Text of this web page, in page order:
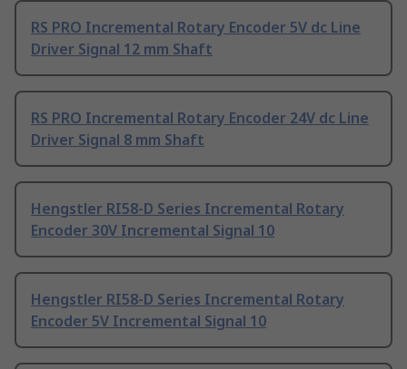
RS PRO Incremental Rotary Encoder 5V dc Line
Driver Signal 12 mm Shaft
RS PRO Incremental Rotary Encoder 24V dc Line
Driver Signal 8 mm Shaft
Hengstler RI58-D Series Incremental Rotary
Encoder 30V Incremental Signal 10
Hengstler RI58-D Series Incremental Rotary
Encoder 5V Incremental Signal 10